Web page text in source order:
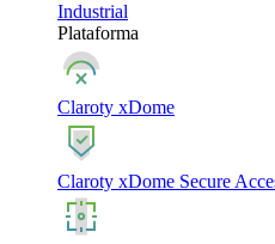
Industrial
Plataforma
Claroty xDome
Claroty xDome Secure